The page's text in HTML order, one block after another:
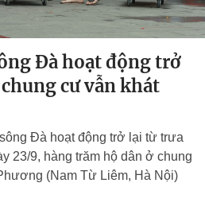
Đà hoạt động trở
cư vẫn khát
Đà hoạt động trở lại từ trưa
23/9, hàng trăm hộ dân ở chung
(Nam Từ Liêm, Hà Nội)